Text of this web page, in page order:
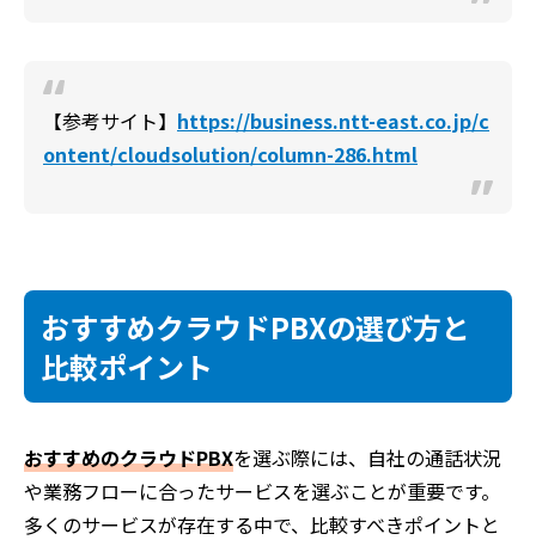
【参考サイト】 https://business.ntt-east.co.jp/c
ontent/cloudsolution/column-286.html
おすすめクラウドPBXの選び方と
比較ポイント
おすすめのクラウドPBXを選ぶ際には、自社の通話状況
や業務フローに合ったサービスを選ぶことが重要です。
多くのサービスが存在する中で、比較すべきポイントと